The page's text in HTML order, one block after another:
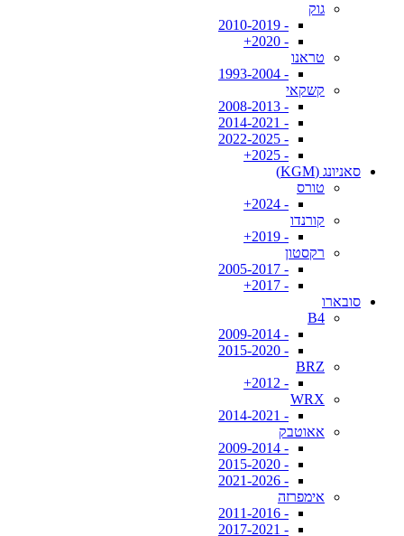
גוק
- 2010-2019
- 2020+
טראנו
- 1993-2004
קשקאי
- 2008-2013
- 2014-2021
- 2022-2025
- 2025+
סאניונג (KGM)
טורס
- 2024+
קורנדו
- 2019+
רקסטון
- 2005-2017
- 2017+
סובארו
B4
- 2009-2014
- 2015-2020
BRZ
- 2012+
WRX
- 2014-2021
אאוטבק
- 2009-2014
- 2015-2020
- 2021-2026
אימפרזה
- 2011-2016
- 2017-2021